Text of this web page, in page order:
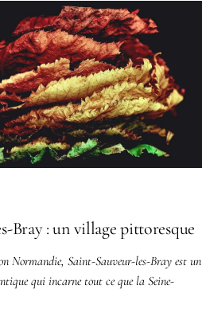
Bray : un village pittoresque
Normandie, Saint-Sauveur-les-Bray est un
qui incarne tout ce que la Seine-